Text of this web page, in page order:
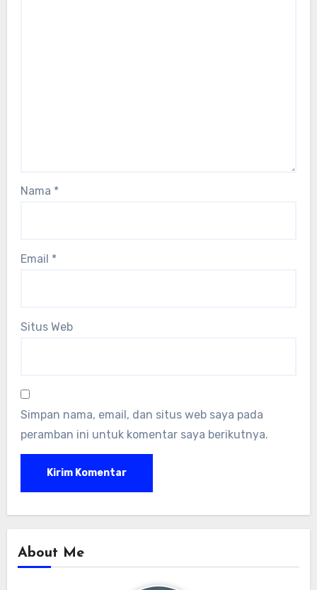
Nama *
Email *
Situs Web
Simpan nama, email, dan situs web saya pada
peramban ini untuk komentar saya berikutnya.
About Me